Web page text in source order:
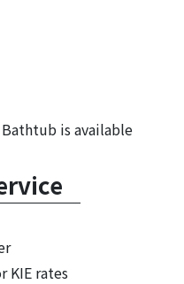
is available
KIE rates